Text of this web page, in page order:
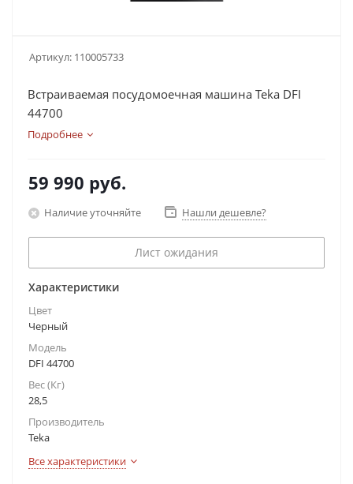
Артикул: 110005733
Встраиваемая посудомоечная машина Teka DFI
44700
Подробнее
59 990 руб.
Наличие уточняйте Нашли дешевле?
Лист ожидания
Характеристики
Цвет
Черный
Модель
DFI 44700
Вес (Кг)
28,5
Производитель
Teka
Все характеристики